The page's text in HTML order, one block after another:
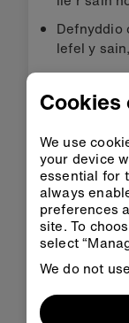
Defnyddio
lefel y
Adapting
micro:bit
This content
Commons
International
Cookies
We use
your device
essential for
always
preferences
site. To
select
We do not